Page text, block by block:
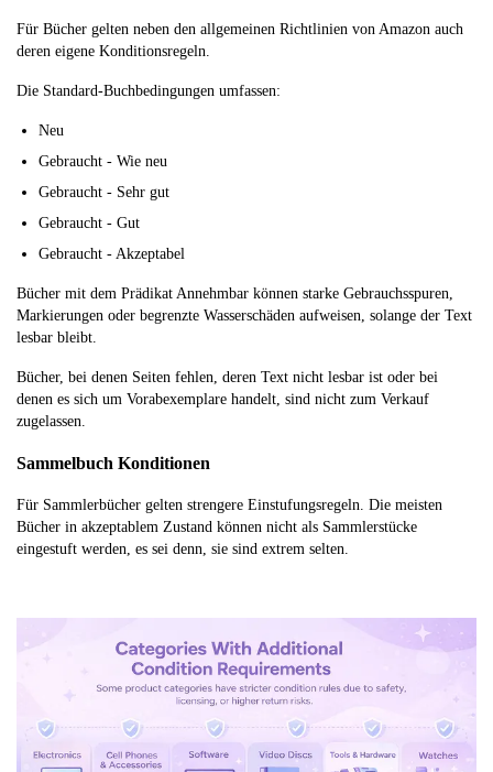
Für Bücher gelten neben den allgemeinen Richtlinien von Amazon auch
deren eigene Konditionsregeln.
Die Standard-Buchbedingungen umfassen:
Neu
Gebraucht - Wie neu
Gebraucht - Sehr gut
Gebraucht - Gut
Gebraucht - Akzeptabel
Bücher mit dem Prädikat Annehmbar können starke Gebrauchsspuren,
Markierungen oder begrenzte Wasserschäden aufweisen, solange der Text
lesbar bleibt.
Bücher, bei denen Seiten fehlen, deren Text nicht lesbar ist oder bei
denen es sich um Vorabexemplare handelt, sind nicht zum Verkauf
zugelassen.
Sammelbuch Konditionen
Für Sammlerbücher gelten strengere Einstufungsregeln. Die meisten
Bücher in akzeptablem Zustand können nicht als Sammlerstücke
eingestuft werden, es sei denn, sie sind extrem selten.